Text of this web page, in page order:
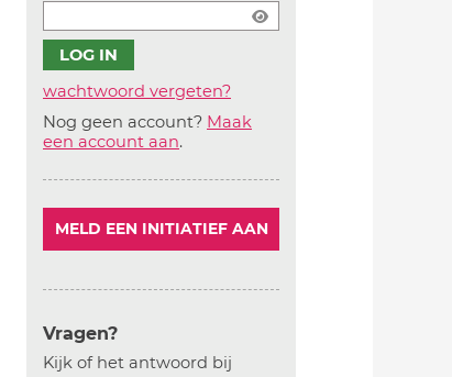
wachtwoord vergeten?
Nog geen account? Maak
een account aan.
MELD EEN INITIATIEF AAN
Vragen?
Kijk of het antwoord bij